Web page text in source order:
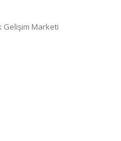
Gelişim Marketi